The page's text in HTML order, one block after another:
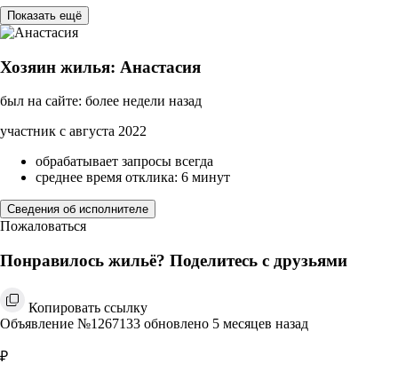
Показать ещё
Хозяин жилья: Анастасия
был на сайте: более недели назад
участник с августа 2022
обрабатывает запросы всегда
среднее время отклика: 6 минут
Сведения об исполнителе
Пожаловаться
Понравилось жильё? Поделитесь с друзьями
Копировать ссылку
Объявление №1267133 обновлено 5 месяцев назад
₽